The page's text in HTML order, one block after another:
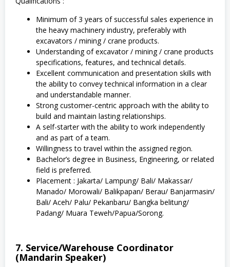
Minimum of 3 years of successful sales experience in
the heavy machinery industry, preferably with
excavators / mining / crane products.
Understanding of excavator / mining / crane products
specifications, features, and technical details.
Excellent communication and presentation skills with
the ability to convey technical information in a clear
and understandable manner.
Strong customer-centric approach with the ability to
build and maintain lasting relationships.
A self-starter with the ability to work independently
and as part of a team.
Willingness to travel within the assigned region.
Bachelor’s degree in Business, Engineering, or related
field is preferred.
Placement : Jakarta/ Lampung/ Bali/ Makassar/
Manado/ Morowali/ Balikpapan/ Berau/ Banjarmasin/
Bali/ Aceh/ Palu/ Pekanbaru/ Bangka belitung/
Padang/ Muara Teweh/Papua/Sorong.
7. Service/Warehouse Coordinator
(Mandarin Speaker)